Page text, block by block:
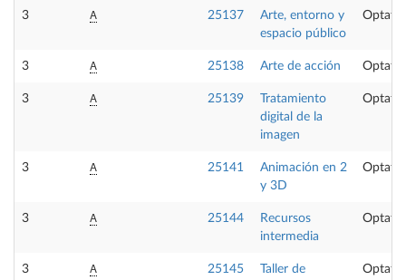
3 A 25137
Arte, entorno y
espacio público
3 A 25138 Arte de acción
3 A 25139
Tratamiento
digital de la
imagen
3 A 25141
Animación en 2
y 3D
3 A 25144
Recursos
intermedia
3 A 25145
Taller de